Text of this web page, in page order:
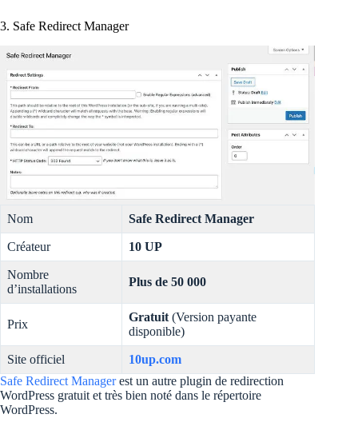
3. Safe Redirect Manager
Nom Safe Redirect Manager
Créateur 10 UP
Nombre
d’installations
Plus de 50 000
Prix
Gratuit (Version payante
disponible)
Site officiel
10up.com
Safe Redirect Managerest un autre plugin de redirection
WordPress gratuit et très bien noté dans le répertoire
WordPress.